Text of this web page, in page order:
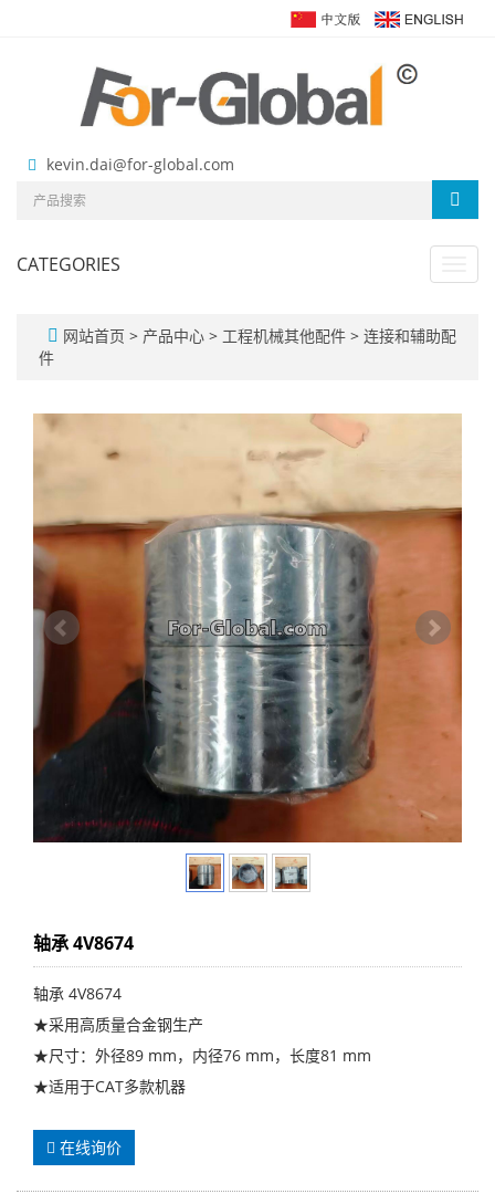
kevin.dai@for-global.com
CATEGORIES
网站首页 > 产品中心 > 工程机械其他配件 > 连接和辅助配
件
轴承 4V8674
轴承 4V8674
★采用高质量合金钢生产
★尺寸：外径89 mm，内径76 mm，长度81 mm
★适用于CAT多款机器
在线询价